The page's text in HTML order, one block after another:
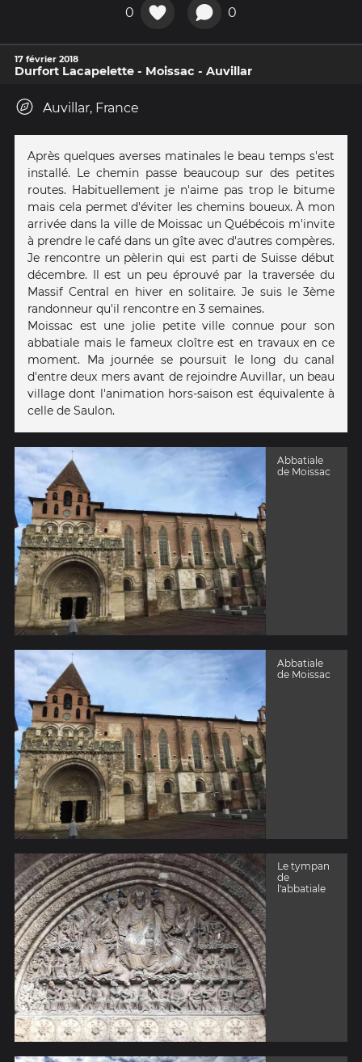
0 0
17 février 2018
Durfort Lacapelette - Moissac - Auvillar
Auvillar, France
Après quelques averses matinales le beau temps s'est
installé. Le chemin passe beaucoup sur des petites
routes. Habituellement je n'aime pas trop le bitume
mais cela permet d'éviter les chemins boueux. À mon
arrivée dans la ville de Moissac un Québécois m'invite
à prendre le café dans un gîte avec d'autres compères.
Je rencontre un pèlerin qui est parti de Suisse début
décembre. Il est un peu éprouvé par la traversée du
Massif Central en hiver en solitaire. Je suis le 3ème
randonneur qu'il rencontre en 3 semaines.
Moissac est une jolie petite ville connue pour son
abbatiale mais le fameux cloître est en travaux en ce
moment. Ma journée se poursuit le long du canal
d'entre deux mers avant de rejoindre Auvillar, un beau
village dont l'animation hors-saison est équivalente à
celle de Saulon.
Abbatiale
de Moissac
Abbatiale
de Moissac
Le tympan
de
l'abbatiale